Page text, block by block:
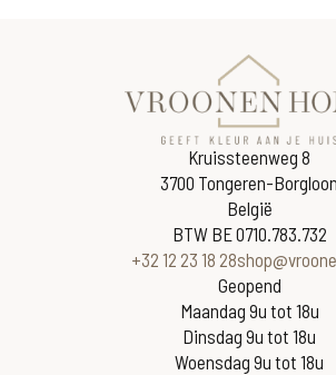
Kruissteenweg 8
3700 Tongeren-Borgloon
België
BTW BE 0710.783.732
+32 12 23 18 28
Geopend
Maandag 9u tot 18u
Dinsdag 9u tot 18u
Woensdag 9u tot 18u